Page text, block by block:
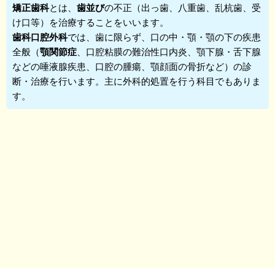
矯正歯科とは、 歯並びの不正（出っ歯、八重歯、乱杭歯、受
け口等）を治療することをいいます。
歯科口腔外科では、歯に限らず、口の中・顎・顎の下の疾患
全般（顎関節症 、口腔粘膜の難治性口内炎、顎下腺・舌下腺
などの唾液腺疾患、口腔の腫瘍、顎顔面の骨折など）の診
断・治療を行います。主に外科的処置を行う科目でもありま
す。